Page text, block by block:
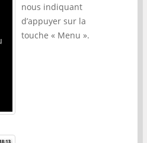
nous indiquant
d’appuyer sur la
touche « Menu ».